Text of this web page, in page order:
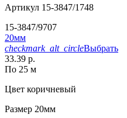
Артикул 15-3847/1748
15-3847/9707
20мм
checkmark_alt_circleВыбрать
33.39 р.
По 25 м
Цвет коричневый
Размер 20мм